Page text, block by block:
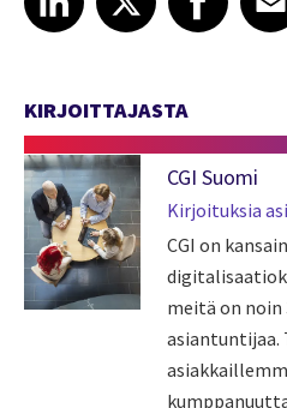
KIRJOITTAJASTA
CGI Suomi
Kirjoituksia
CGI on
meitä on noin
asiantuntijaa.